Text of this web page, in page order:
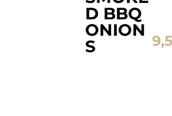
D BBQ
ONION
S